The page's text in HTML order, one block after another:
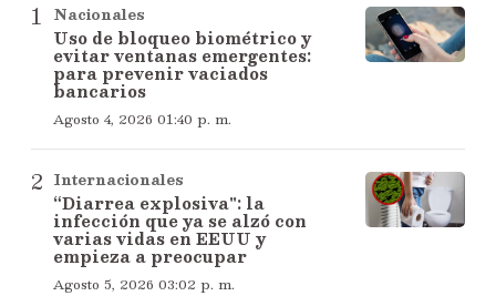
Nacionales
Uso de bloqueo biométrico y
evitar ventanas emergentes:
para prevenir vaciados
bancarios
Agosto 4, 2026 01:40 p. m.
Internacionales
“Diarrea explosiva": la
infección que ya se alzó con
varias vidas en EEUU y
empieza a preocupar
Agosto 5, 2026 03:02 p. m.